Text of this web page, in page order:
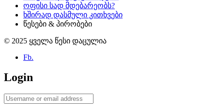
ოფისი სად მდებარეობს?
ხშირად დასმული კითხვები
წესები & პირობები
© 2025 ყველა წესი დაცულია
Fb.
Login